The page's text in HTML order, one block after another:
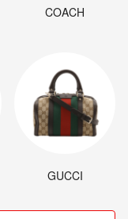
COACH
GUCCI